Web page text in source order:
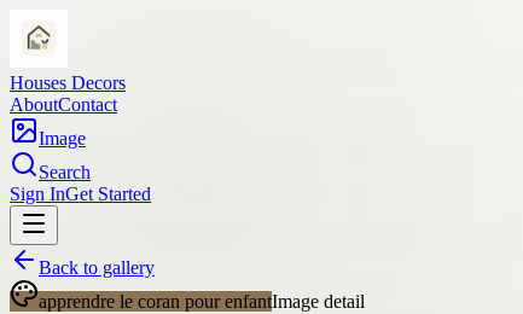
Houses Decors
AboutContact
Image
Search
Sign InGet Started
Back to gallery
apprendre le coran pour enfantImage detail